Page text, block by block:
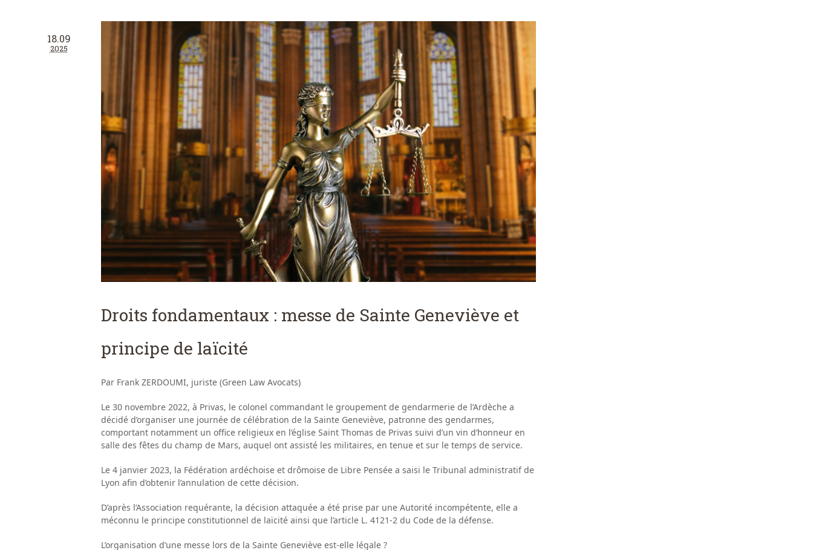
18.09
2025
Droits fondamentaux : messe de Sainte Geneviève et
principe de laïcité
Par Frank ZERDOUMI, juriste (Green Law Avocats)
Le 30 novembre 2022, à Privas, le colonel commandant le groupement de gendarmerie de l’Ardèche a
décidé d’organiser une journée de célébration de la Sainte Geneviève, patronne des gendarmes,
comportant notamment un office religieux en l’église Saint Thomas de Privas suivi d’un vin d’honneur en
salle des fêtes du champ de Mars, auquel ont assisté les militaires, en tenue et sur le temps de service.
Le 4 janvier 2023, la Fédération ardéchoise et drômoise de Libre Pensée a saisi le Tribunal administratif de
Lyon afin d’obtenir l’annulation de cette décision.
D’après l’Association requérante, la décision attaquée a été prise par une Autorité incompétente, elle a
méconnu le principe constitutionnel de laïcité ainsi que l’article L. 4121-2 du Code de la défense.
L’organisation d’une messe lors de la Sainte Geneviève est-elle légale ?